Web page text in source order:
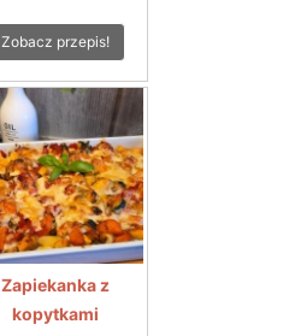
Zobacz przepis!
Zapiekanka z
kopytkami